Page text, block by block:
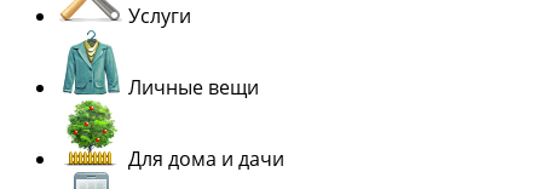
Услуги
Личные вещи
Для дома и дачи